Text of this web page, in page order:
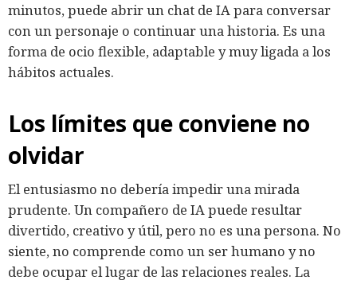
minutos, puede abrir un chat de IA para conversar
con un personaje o continuar una historia. Es una
forma de ocio flexible, adaptable y muy ligada a los
hábitos actuales.
Los límites que conviene no
olvidar
El entusiasmo no debería impedir una mirada
prudente. Un compañero de IA puede resultar
divertido, creativo y útil, pero no es una persona. No
siente, no comprende como un ser humano y no
debe ocupar el lugar de las relaciones reales. La